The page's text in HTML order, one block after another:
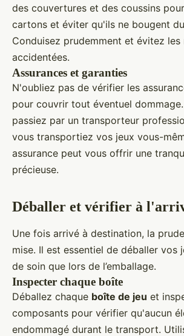
des couvertures et des coussins
cartons et éviter qu'ils ne bougent
Conduisez prudemment et évitez les
accidentées.
Assurances et garanties
N'oubliez pas de vérifier les
pour couvrir tout éventuel
passiez par un transporteur
vous transportiez vos jeux vous-
assurance peut vous offrir une
précieuse.
Déballer et vérifier à
Une fois arrivé à destination, la
mise. Il est essentiel de déballer vos
de soin que lors de l’emballage.
Inspecter chaque boîte
Déballez chaque boîte de jeu et
composants pour vérifier qu'aucun
endommagé durant le transport.